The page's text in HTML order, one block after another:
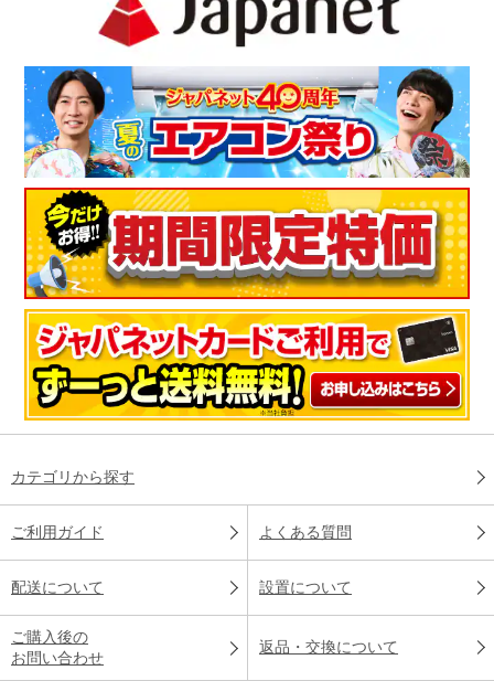
カテゴリから探す
ご利用ガイド よくある質問
配送について 設置について
ご購入後の
お問い合わせ
返品・交換について